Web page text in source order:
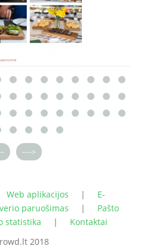
---->
Web aplikacijos | E-
paruošimas | Pašto
statistika | Kontaktai
2018